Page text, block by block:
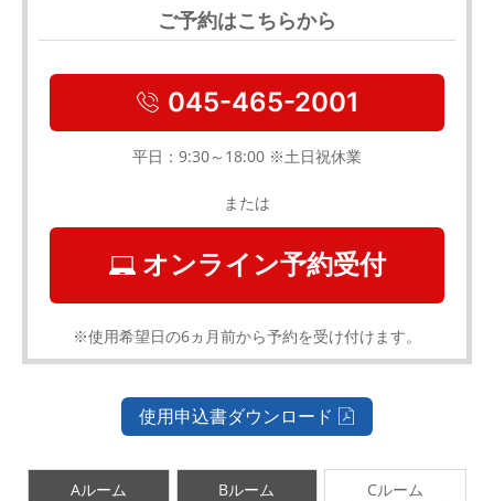
ご予約はこちらから
045-465-2001
平日：9:30～18:00 ※土日祝休業
または
オンライン予約受付
※使用希望日の6ヵ月前から予約を受け付けます。
使用申込書ダウンロード
Aルーム Bルーム Cルーム